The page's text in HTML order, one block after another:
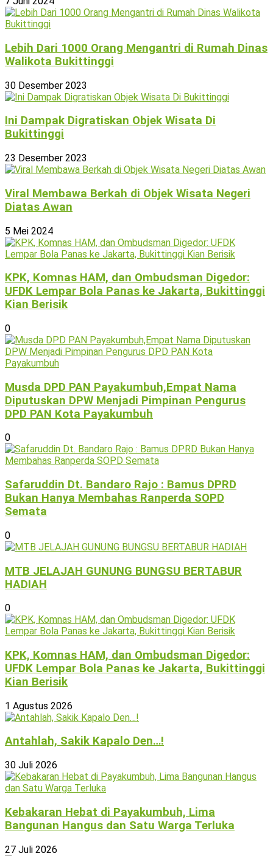
Lebih Dari 1000 Orang Mengantri di Rumah Dinas
Walikota Bukittinggi
30 Desember 2023
Ini Dampak Digratiskan Objek Wisata Di
Bukittinggi
23 Desember 2023
Viral Membawa Berkah di Objek Wisata Negeri
Diatas Awan
5 Mei 2024
KPK, Komnas HAM, dan Ombudsman Digedor:
UFDK Lempar Bola Panas ke Jakarta, Bukittinggi
Kian Berisik
0
Musda DPD PAN Payakumbuh,Empat Nama
Diputuskan DPW Menjadi Pimpinan Pengurus
DPD PAN Kota Payakumbuh
0
Safaruddin Dt. Bandaro Rajo : Bamus DPRD
Bukan Hanya Membahas Ranperda SOPD
Semata
0
MTB JELAJAH GUNUNG BUNGSU BERTABUR
HADIAH
0
KPK, Komnas HAM, dan Ombudsman Digedor:
UFDK Lempar Bola Panas ke Jakarta, Bukittinggi
Kian Berisik
1 Agustus 2026
Antahlah, Sakik Kapalo Den…!
30 Juli 2026
Kebakaran Hebat di Payakumbuh, Lima
Bangunan Hangus dan Satu Warga Terluka
27 Juli 2026